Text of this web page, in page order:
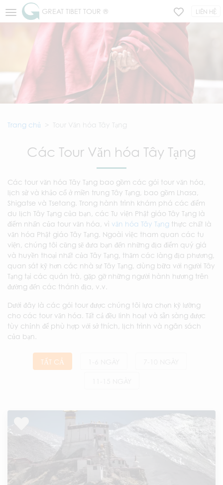
GREAT TIBET TOUR ® LIÊN HỆ
Trang chủ Tour Văn hóa Tây Tạng
Các Tour Văn hóa Tây Tạng
Các tour văn hóa Tây Tạng bao gồm các gói tour văn hóa,
lịch sử và khảo cổ ở miền trung Tây Tạng, bao gồm Lhasa,
Shigatse và Tsetang. Trong hành trình khám phá các điểm
du lịch Tây Tạng của bạn, các Tu viện Phật giáo Tây Tạng là
điểm nhấn của tour văn hóa, vì văn hóa Tây Tạng thực chất là
văn hóa Phật giáo Tây Tạng. Ngoài việc tham quan các tu
viện, chúng tôi cũng sẽ đưa bạn đến những địa điểm quý giá
và huyền thoại nhất của Tây Tạng, thăm các làng địa phương,
quan sát kỹ hơn các nhà sư Tây Tạng, dùng bữa với người Tây
Tạng tại các quán trà, gặp gỡ những người hành hương trên
đường đến các thánh địa, v.v.
Dưới đây là các gói tour được chúng tôi lựa chọn kỹ lưỡng
cho các tour văn hóa. Tất cả đều linh hoạt và sẵn sàng được
tùy chỉnh để phù hợp với sở thích, lịch trình và ngân sách
của bạn.
TẤT CẢ